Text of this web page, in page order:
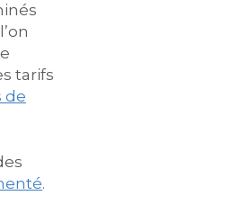
tarifs
de
.